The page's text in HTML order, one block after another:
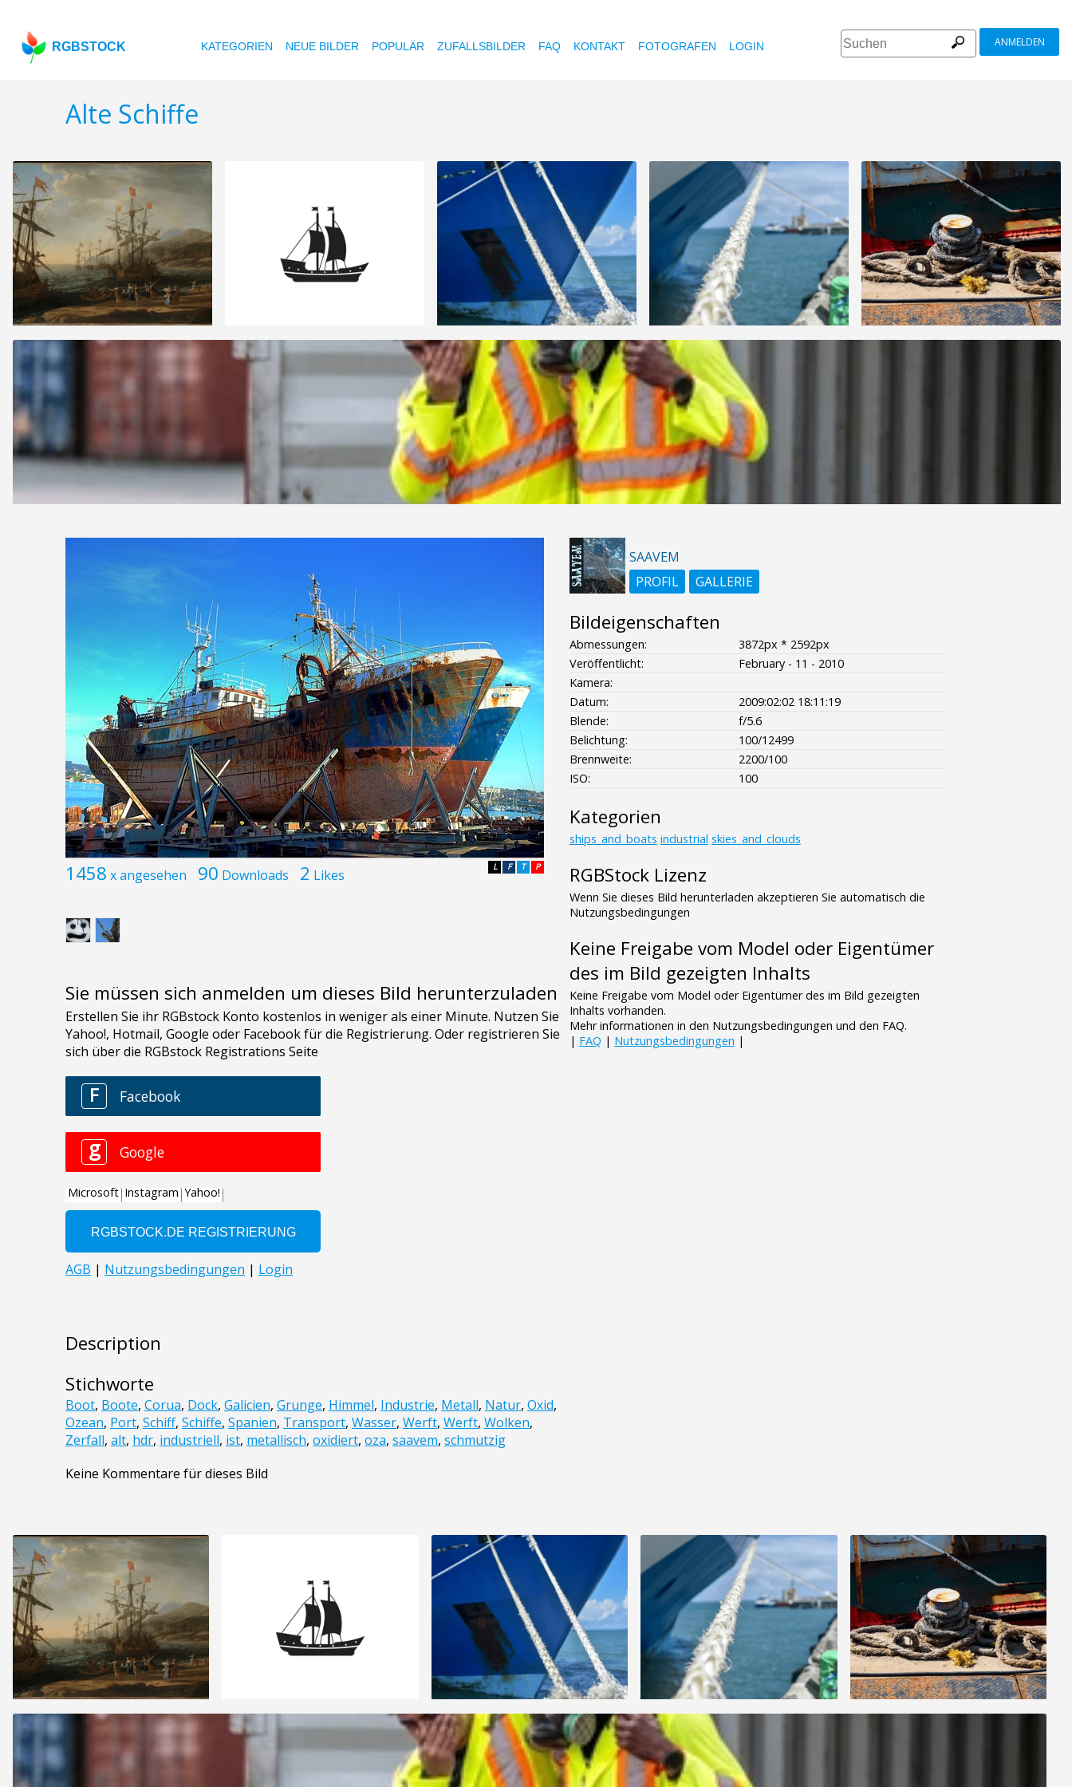
RGBSTOCK KATEGORIEN NEUE BILDER POPULÄR ZUFALLSBILDER FAQ KONTAKT FOTOGRAFEN LOGIN ANMELDEN
Alte Schiffe
1458 x angesehen 90 Downloads 2 Likes P
T
F
L
Sie müssen sich anmelden um dieses Bild herunterzuladen
Description
Stichworte
Boot, Boote, Corua, Dock, Galicien, Grunge, Himmel, Industrie, Metall, Natur, Oxid,
Ozean, Port, Schiff, Schiffe, Spanien, Transport, Wasser, Werft, Werft, Wolken,
Zerfall, alt, hdr, industriell, ist, metallisch, oxidiert, oza, saavem, schmutzig
Keine Kommentare für dieses Bild
SAAVEM
PROFIL
GALLERIE
Bildeigenschaften
Abmessungen:
3872px * 2592px
Veröffentlicht:
February - 11 - 2010
Kamera:
Datum:
2009:02:02 18:11:19
Blende:
f/5.6
Belichtung:
100/12499
Brennweite:
2200/100
ISO:
100
Kategorien
ships_and_boats industrial skies_and_clouds
RGBStock Lizenz
Wenn Sie dieses Bild herunterladen akzeptieren Sie automatisch die
Nutzungsbedingungen
Keine Freigabe vom Model oder Eigentümer
des im Bild gezeigten Inhalts
Keine Freigabe vom Model oder Eigentümer des im Bild gezeigten
Inhalts vorhanden.
Mehr informationen in den Nutzungsbedingungen und den FAQ.
| FAQ | Nutzungsbedingungen |